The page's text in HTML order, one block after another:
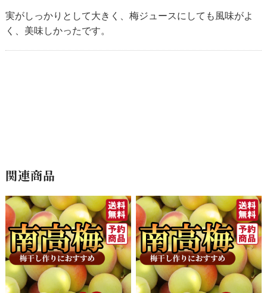
実がしっかりとして大きく、梅ジュースにしても風味がよ
く、美味しかったです。
関連商品